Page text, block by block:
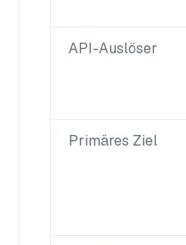
API-Auslöser
Primäres Ziel